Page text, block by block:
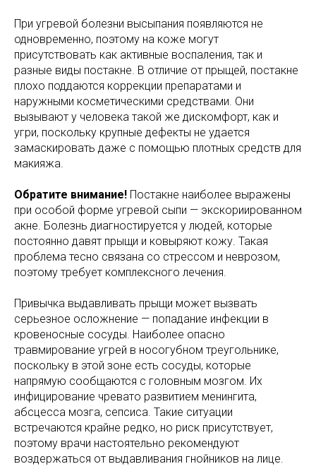
При угревой болезни высыпания появляются не
одновременно, поэтому на коже могут
присутствовать как активные воспаления, так и
разные виды постакне. В отличие от прыщей, постакне
плохо поддаются коррекции препаратами и
наружными косметическими средствами. Они
вызывают у человека такой же дискомфорт, как и
угри, поскольку крупные дефекты не удается
замаскировать даже с помощью плотных средств для
макияжа.
Обратите внимание! Постакне наиболее выражены
при особой форме угревой сыпи — экскориированном
акне. Болезнь диагностируется у людей, которые
постоянно давят прыщи и ковыряют кожу. Такая
проблема тесно связана со стрессом и неврозом,
поэтому требует комплексного лечения.
Привычка выдавливать прыщи может вызвать
серьезное осложнение — попадание инфекции в
кровеносные сосуды. Наиболее опасно
травмирование угрей в носогубном треугольнике,
поскольку в этой зоне есть сосуды, которые
напрямую сообщаются с головным мозгом. Их
инфицирование чревато развитием менингита,
абсцесса мозга, сепсиса. Такие ситуации
встречаются крайне редко, но риск присутствует,
поэтому врачи настоятельно рекомендуют
воздержаться от выдавливания гнойников на лице.